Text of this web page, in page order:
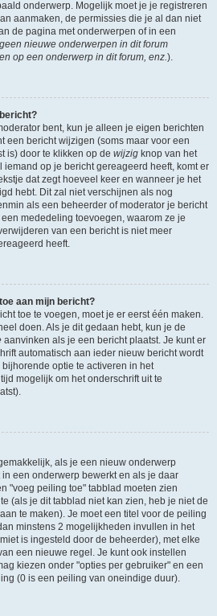
onderwerp. Mogelijk moet je je registreren
aanmaken, de permissies die je al dan niet
de pagina met onderwerpen of in een
nieuwe onderwerpen in dit forum
op een onderwerp in dit forum, enz.).
bent, kun je alleen je eigen berichten
een bericht wijzigen (soms maar voor een
is) door te klikken op de wijzig knop van het
iemand op je bericht gereageerd heeft, komt er
dat zegt hoeveel keer en wanneer je het
hebt. Dit zal niet verschijnen als nog
als een beheerder of moderator je bericht
mededeling toevoegen, waarom ze je
van een bericht is niet meer
heeft.
aan mijn bericht?
toe te voegen, moet je er eerst één maken.
doen. Als je dit gedaan hebt, kun je de
aanvinken als je een bericht plaatst. Je kunt er
automatisch aan ieder nieuw bericht wordt
optie te activeren in het
mogelijk om het onderschrift uit te
als je een nieuw onderwerp
een onderwerp bewerkt en als je daar
"voeg peiling toe" tabblad moeten zien
(als je dit tabblad niet kan zien, heb je niet de
te maken). Je moet een titel voor de peiling
minstens 2 mogelijkheden invullen in het
is ingesteld door de beheerder), met elke
een nieuwe regel. Je kunt ook instellen
kiezen onder "opties per gebruiker" en een
(0 is een peiling van oneindige duur).